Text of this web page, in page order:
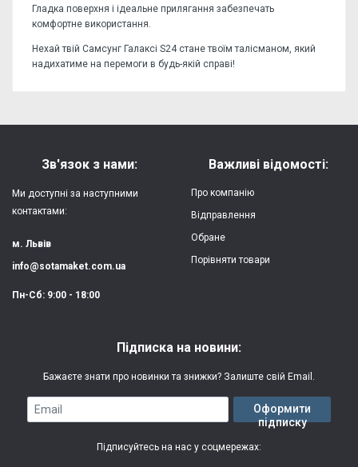
Гладка поверхня і ідеальне прилягання забезпечать
комфортне використання.
Нехай твій Самсунг Галаксi S24 стане твоїм талісманом, який
надихатиме на перемоги в будь-якій справі!
Захист:
від ударів,
Якість:
яскрава, чітка
Особливості:
(вологостійкий, гнучкий)
Гарантія: 3 місяці
Напишіть відгук або думку
Зв'язок з нами:
Ми доступні за наступними
контактами:
м. Львів
info@sotamaket.com.ua
Пн-Сб: 9:00 - 18:00
Важливі відомості:
Про компанію
Відправлення
Обране
Порівняти товари
Підписка на новини:
Бажаєте знати про новинки та знижки? Залиште свій Email.
Email
Оформити
підписку
Підписуйтесь на нас у соцмережах: